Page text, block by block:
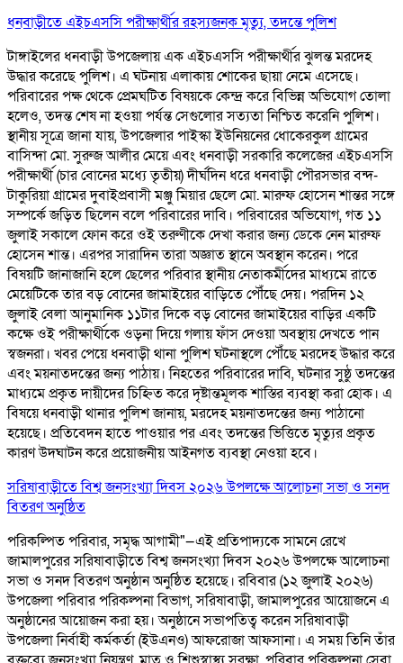
ধনবাড়ীতে এইচএসসি পরীক্ষার্থীর রহস্যজনক মৃত্যু, তদন্তে পুলিশ
টাঙ্গাইলের ধনবাড়ী উপজেলায় এক এইচএসসি পরীক্ষার্থীর ঝুলন্ত মরদেহ
উদ্ধার করেছে পুলিশ। এ ঘটনায় এলাকায় শোকের ছায়া নেমে এসেছে।
পরিবারের পক্ষ থেকে প্রেমঘটিত বিষয়কে কেন্দ্র করে বিভিন্ন অভিযোগ তোলা
হলেও, তদন্ত শেষ না হওয়া পর্যন্ত সেগুলোর সত্যতা নিশ্চিত করেনি পুলিশ।
স্থানীয় সূত্রে জানা যায়, উপজেলার পাইস্কা ইউনিয়নের ধোকেরকুল গ্রামের
বাসিন্দা মো. সুরুজ আলীর মেয়ে এবং ধনবাড়ী সরকারি কলেজের এইচএসসি
পরীক্ষার্থী (চার বোনের মধ্যে তৃতীয়) দীর্ঘদিন ধরে ধনবাড়ী পৌরসভার বন্দ-
টাকুরিয়া গ্রামের দুবাইপ্রবাসী মঞ্জু মিয়ার ছেলে মো. মারুফ হোসেন শান্তর সঙ্গে
সম্পর্কে জড়িত ছিলেন বলে পরিবারের দাবি। পরিবারের অভিযোগ, গত ১১
জুলাই সকালে ফোন করে ওই তরুণীকে দেখা করার জন্য ডেকে নেন মারুফ
হোসেন শান্ত। এরপর সারাদিন তারা অজ্ঞাত স্থানে অবস্থান করেন। পরে
বিষয়টি জানাজানি হলে ছেলের পরিবার স্থানীয় নেতাকর্মীদের মাধ্যমে রাতে
মেয়েটিকে তার বড় বোনের জামাইয়ের বাড়িতে পৌঁছে দেয়। পরদিন ১২
জুলাই বেলা আনুমানিক ১১টার দিকে বড় বোনের জামাইয়ের বাড়ির একটি
কক্ষে ওই পরীক্ষার্থীকে ওড়না দিয়ে গলায় ফাঁস দেওয়া অবস্থায় দেখতে পান
স্বজনরা। খবর পেয়ে ধনবাড়ী থানা পুলিশ ঘটনাস্থলে পৌঁছে মরদেহ উদ্ধার করে
এবং ময়নাতদন্তের জন্য পাঠায়। নিহতের পরিবারের দাবি, ঘটনার সুষ্ঠু তদন্তের
মাধ্যমে প্রকৃত দায়ীদের চিহ্নিত করে দৃষ্টান্তমূলক শাস্তির ব্যবস্থা করা হোক। এ
বিষয়ে ধনবাড়ী থানার পুলিশ জানায়, মরদেহ ময়নাতদন্তের জন্য পাঠানো
হয়েছে। প্রতিবেদন হাতে পাওয়ার পর এবং তদন্তের ভিত্তিতে মৃত্যুর প্রকৃত
কারণ উদঘাটন করে প্রয়োজনীয় আইনগত ব্যবস্থা নেওয়া হবে।
সরিষাবাড়ীতে বিশ্ব জনসংখ্যা দিবস ২০২৬ উপলক্ষে আলোচনা সভা ও সনদ
বিতরণ অনুষ্ঠিত
পরিকল্পিত পরিবার, সমৃদ্ধ আগামী"—এই প্রতিপাদ্যকে সামনে রেখে
জামালপুরের সরিষাবাড়ীতে বিশ্ব জনসংখ্যা দিবস ২০২৬ উপলক্ষে আলোচনা
সভা ও সনদ বিতরণ অনুষ্ঠান অনুষ্ঠিত হয়েছে। রবিবার (১২ জুলাই ২০২৬)
উপজেলা পরিবার পরিকল্পনা বিভাগ, সরিষাবাড়ী, জামালপুরের আয়োজনে এ
অনুষ্ঠানের আয়োজন করা হয়। অনুষ্ঠানে সভাপতিত্ব করেন সরিষাবাড়ী
উপজেলা নির্বাহী কর্মকর্তা (ইউএনও) আফরোজা আফসানা। এ সময় তিনি তাঁর